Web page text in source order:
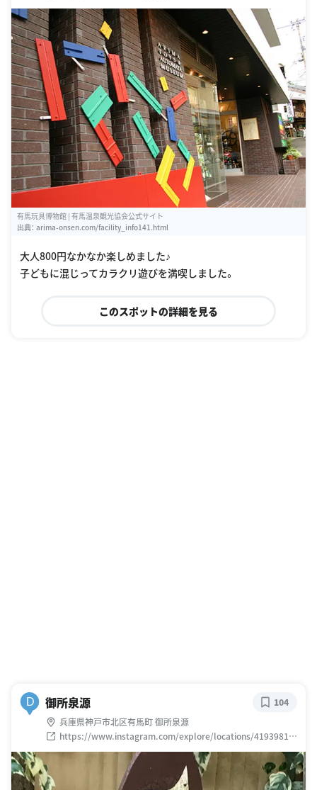
有馬玩具博物館 | 有馬温泉観光協会公式サイト
出典： arima-onsen.com/facility_info141.html
大人800円なかなか楽しめました♪
子どもに混じってカラクリ遊びを満喫しました。
このスポットの詳細を見る
D 御所泉源
兵庫県神戸市北区有馬町 御所泉源
https://www.instagram.com/explore/locations/41939816
5101082
104